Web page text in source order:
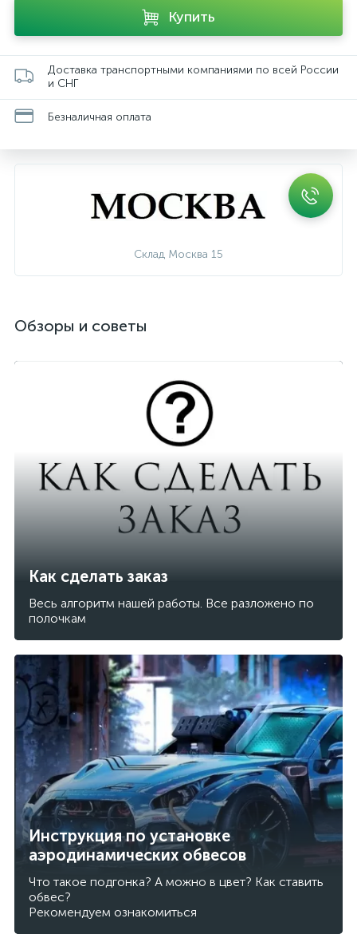
Купить
Доставка транспортными компаниями по всей России
и СНГ
Безналичная оплата
Склад Москва 15
Обзоры и советы
Как сделать заказ
Весь алгоритм нашей работы. Все разложено по
полочкам
Инструкция по установке
аэродинамических обвесов
Что такое подгонка? А можно в цвет? Как ставить
обвес?
Рекомендуем ознакомиться